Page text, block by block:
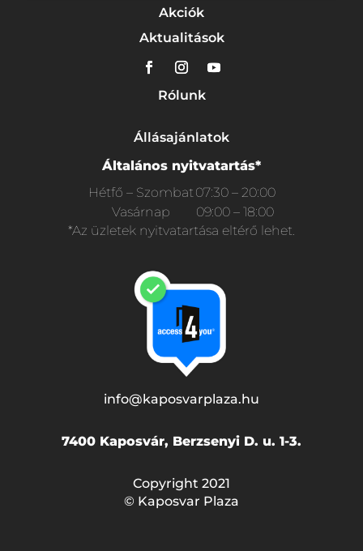
Akciók
Aktualitások
Rólunk
Állásajánlatok
Általános nyitvatartás*
Hétfő – Szombat07:30 – 20:00
Vasárnap
09:00 – 18:00
*Az üzletek nyitvatartása eltérő lehet.
info@kaposvarplaza.hu
7400 Kaposvár, Berzsenyi D. u. 1-3.
Copyright 2021
© Kaposvar Plaza